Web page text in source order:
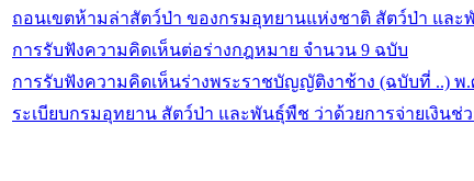
ถอนเขตห้ามล่าสัตว์ป่า ของกรมอุทยานแห่งชาติ สัตว์ป่า แล
จัดการทำร่างกฎหมายและการประเมินผลสัมฤทธิ์ของกฎหมาย
การรับฟังความคิดเห็นต่อร่างกฎหมาย จำนวน 9 ฉบับ
การรับฟังความคิดเห็นร่างพระราชบัญญัติงาช้าง (ฉบับที่ ..) พ
ระเบียบกรมอุทยาน สัตว์ป่า และพันธุ์พืช ว่าด้วยการจ่ายเงินช่